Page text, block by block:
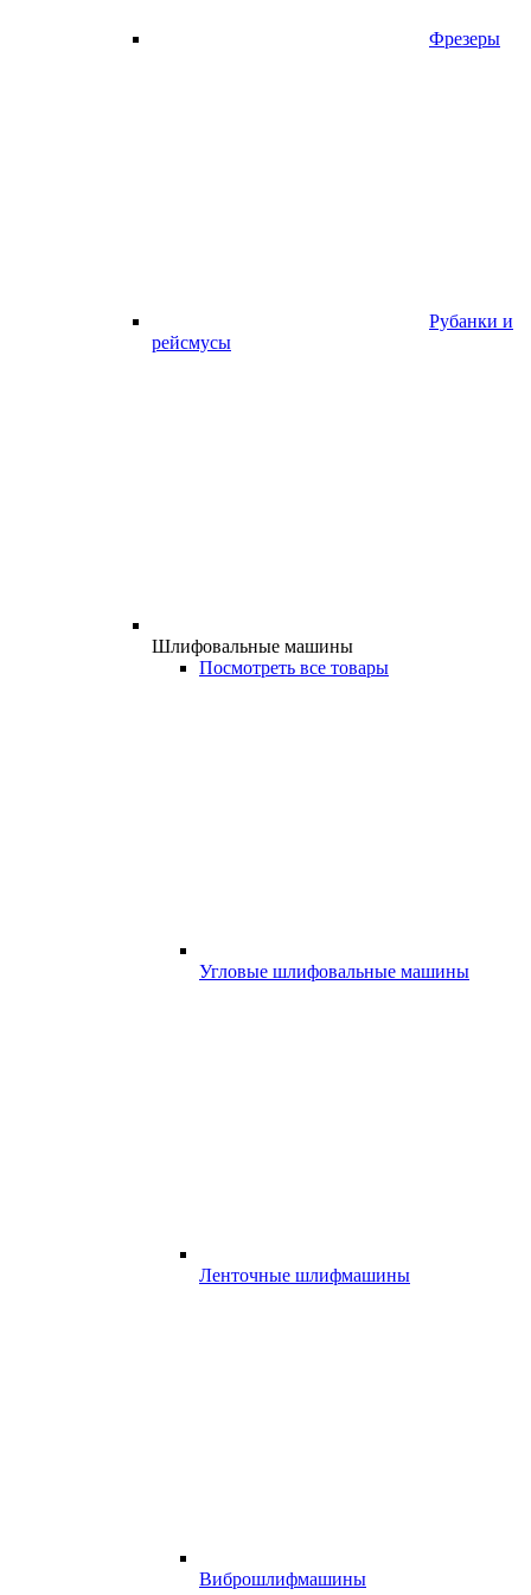
Фрезеры
Рубанки и
рейсмусы
Шлифовальные машины
Посмотреть все товары
Угловые шлифовальные машины
Ленточные шлифмашины
Виброшлифмашины